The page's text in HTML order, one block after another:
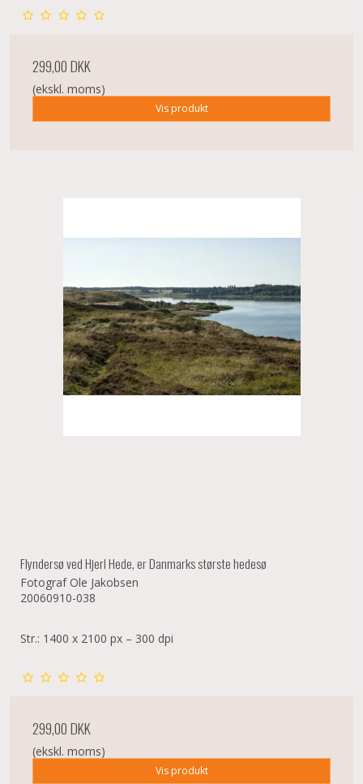
299,00 DKK
(ekskl. moms)
Vis produkt
Flyndersø ved Hjerl Hede, er Danmarks største hedesø
Fotograf Ole Jakobsen
20060910-038
Str.: 1400 x 2100 px – 300 dpi
299,00 DKK
(ekskl. moms)
Vis produkt